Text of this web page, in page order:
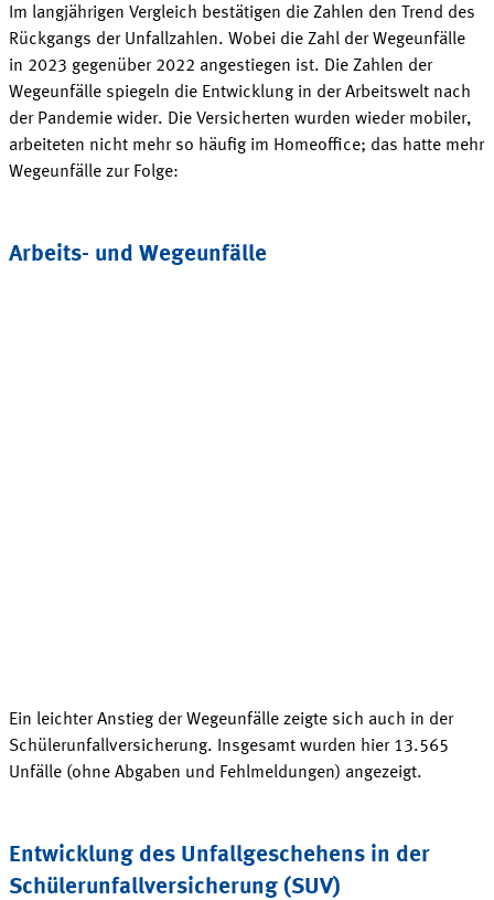
Im langjährigen Vergleich bestätigen die Zahlen den Trend des
Rückgangs der Unfallzahlen. Wobei die Zahl der Wegeunfälle
in 2023 gegenüber 2022 angestiegen ist. Die Zahlen der
Wegeunfälle spiegeln die Entwicklung in der Arbeitswelt nach
der Pandemie wider. Die Versicherten wurden wieder mobiler,
arbeiteten nicht mehr so häufig im Homeoffice; das hatte mehr
Wegeunfälle zur Folge:
Arbeits- und Wegeunfälle
Ein leichter Anstieg der Wegeunfälle zeigte sich auch in der
Schülerunfallversicherung. Insgesamt wurden hier 13.565
Unfälle (ohne Abgaben und Fehlmeldungen) angezeigt.
Entwicklung des Unfallgeschehens in der
Schülerunfallversicherung (SUV)